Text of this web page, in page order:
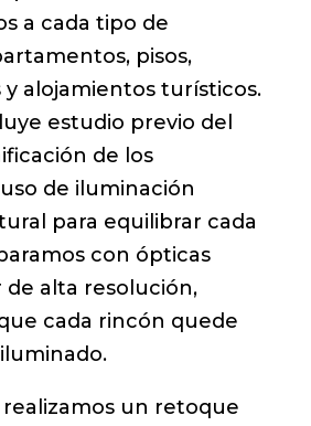
a cada tipo de
pisos,
y alojamientos turísticos.
estudio previo del
de los
de iluminación
para equilibrar cada
con ópticas
alta resolución,
cada rincón quede
realizamos un retoque